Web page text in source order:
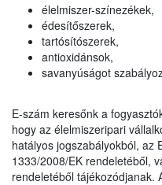
élelmiszer-színezékek,
édesítőszerek,
tartósítószerek,
antioxidánsok,
savanyúságot
E-szám keresőnk a
hogy az élelmiszeripari
hatályos jogszabályokból, az
1333/2008/EK rendeletéből,
rendeletéből tájékozódjanak.